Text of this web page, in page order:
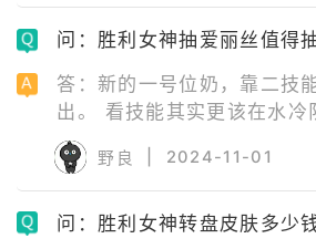
星生物，以早日夺回地球。
问：胜利女神抽爱丽丝值得
答：新的一号位奶，靠二技
出。 看技能其实更该在水冷
叠层角色用不上。 目前去霰
提升托比的稳定性，且奶量
资过霰弹队组件再考虑，单
品。
野良 2024-11-01
问：胜利女神转盘皮肤多少